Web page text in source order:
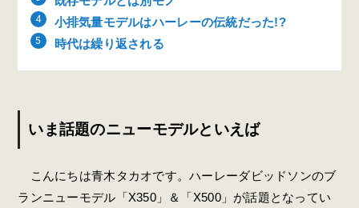
小排気量モデルはハーレーの伝統だった!?
時代は繰り返される
いま話題のニューモデルといえば
こんにちは青木タカオです。ハーレーダビッドソンのブ
ランニューモデル「X350」＆「X500」が話題となってい